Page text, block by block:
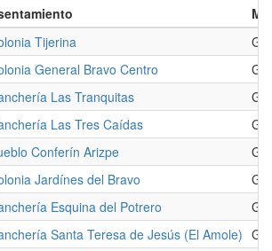
Tijerina
General Bravo Centro
Las Tranquitas
Las Tres Caídas
Conferín Arizpe
Jardínes del Bravo
Esquina del Potrero
Santa Teresa de Jesús (El Amole)